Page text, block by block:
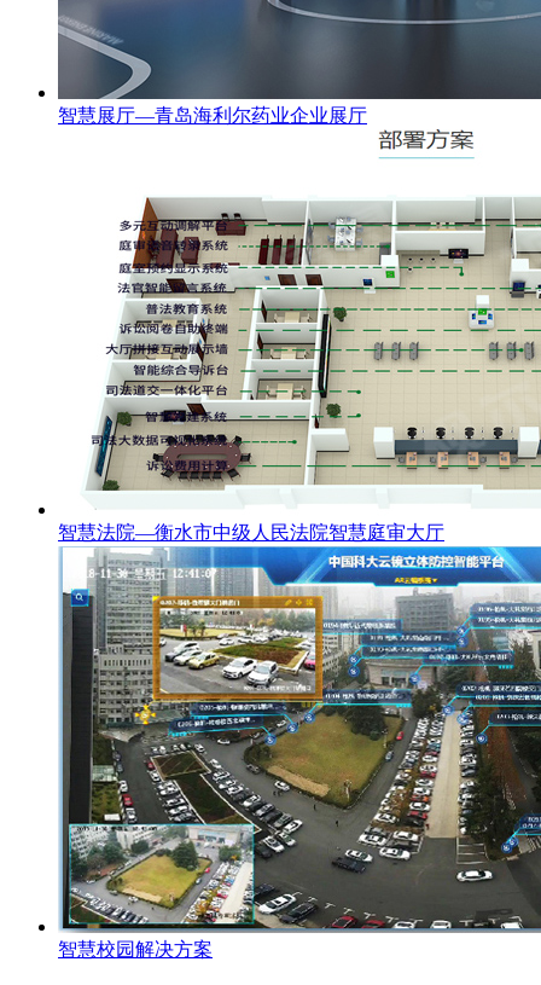
智慧展厅—青岛海利尔药业企业展厅
智慧法院—衡水市中级人民法院智慧庭审大厅
智慧校园解决方案